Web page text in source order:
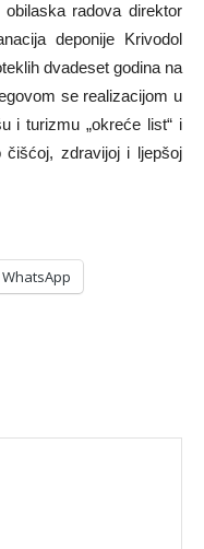
radova direktor
deponije Krivodol
dvadeset godina na
se realizacijom u
i turizmu „okreće list“ i
zdravijoj i ljepšoj
WhatsApp